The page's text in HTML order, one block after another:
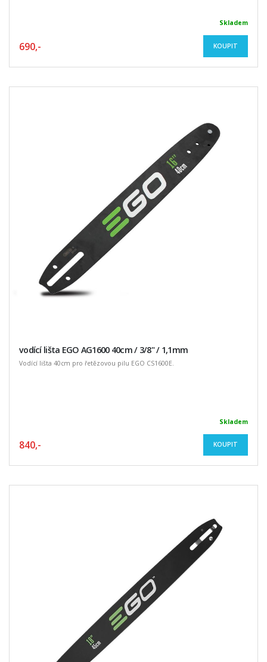
Skladem
690,- KOUPIT
vodící lišta EGO AG1600 40cm / 3/8" / 1,1mm
Vodící lišta 40cm pro řetězovou pilu EGO CS1600E.
Skladem
840,- KOUPIT